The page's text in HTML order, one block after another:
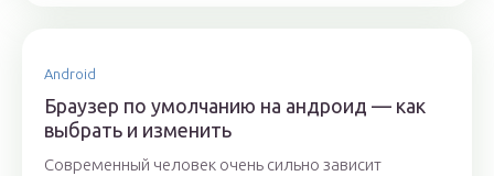
Android
Браузер по умолчанию на андроид — как
выбрать и изменить
Современный человек очень сильно зависит